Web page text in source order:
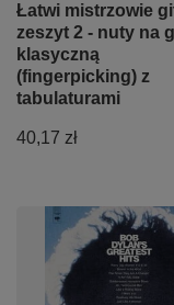
Łatwi mistrzowie
zeszyt 2 - nuty na
klasyczną
(fingerpicking) z
tabulaturami
40,17 zł